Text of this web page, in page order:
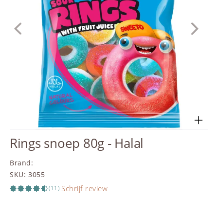
Rings snoep 80g - Halal
Brand:
SKU: 3055
(11) Schrijf review